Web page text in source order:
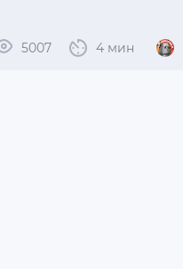
5007 4 мин